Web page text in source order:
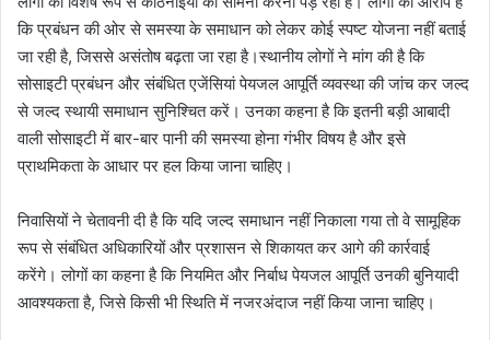
कि प्रबंधन की ओर से समस्या के समाधान को लेकर कोई स्पष्ट योजना नहीं बताई
जा रही है, जिससे असंतोष बढ़ता जा रहा है।स्थानीय लोगों ने मांग की है कि
सोसाइटी प्रबंधन और संबंधित एजेंसियां पेयजल आपूर्ति व्यवस्था की जांच कर जल्द
से जल्द स्थायी समाधान सुनिश्चित करें। उनका कहना है कि इतनी बड़ी आबादी
वाली सोसाइटी में बार-बार पानी की समस्या होना गंभीर विषय है और इसे
प्राथमिकता के आधार पर हल किया जाना चाहिए।
निवासियों ने चेतावनी दी है कि यदि जल्द समाधान नहीं निकाला गया तो वे सामूहिक
रूप से संबंधित अधिकारियों और प्रशासन से शिकायत कर आगे की कार्रवाई
करेंगे। लोगों का कहना है कि नियमित और निर्बाध पेयजल आपूर्ति उनकी बुनियादी
आवश्यकता है, जिसे किसी भी स्थिति में नजरअंदाज नहीं किया जाना चाहिए।